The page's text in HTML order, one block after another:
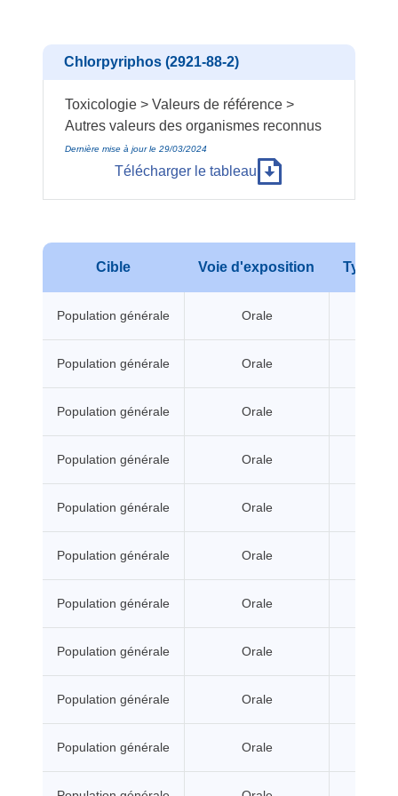
Chlorpyriphos (2921-88-2)
Toxicologie > Valeurs de référence >
Autres valeurs des organismes reconnus
Dernière mise à jour le 29/03/2024
Télécharger le tableau
Cible Voie d'exposition Type
Population générale Orale
Population générale Orale
Population générale Orale
Population générale Orale
Population générale Orale
Population générale Orale
Population générale Orale
Population générale Orale
Population générale Orale
Population générale Orale